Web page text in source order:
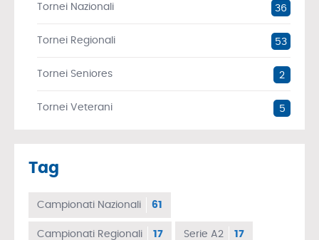
Tornei Nazionali 36
Tornei Regionali 53
Tornei Seniores 2
Tornei Veterani 5
Tag
Campionati Nazionali 61
Campionati Regionali 17 Serie A2 17